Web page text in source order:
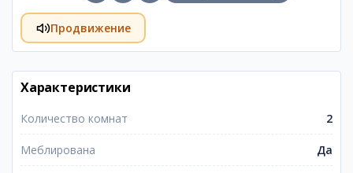
Продвижение
Характеристики
Количество комнат 2
Меблирована Да